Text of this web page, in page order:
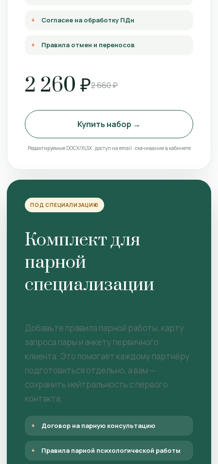
Согласие на обработку ПДн
Правила отмен и переносов
2 260 ₽2 660 ₽
Купить набор →
Редактируемые DOCX/XLSX · доступ на email · скачивание в кабинете
ПОД СПЕЦИАЛИЗАЦИЮ
Комплект для
парной
специализации
Добавьте правила парной работы, карту
запроса пары и анкету первичного
клиента. Это помогает каждому партнёру
подготовиться отдельно, а вам —
сохранить нейтральность с первого
контакта.
Договор на парную консультацию
Правила парной психологической работы